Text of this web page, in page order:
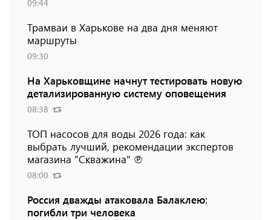
09:44
Трамваи в Харькове на два дня меняют
маршруты
09:30
На Харьковщине начнут тестировать новую
детализированную систему оповещения
08:38
ТОП насосов для воды 2026 года: как
выбрать лучший, рекомендации экспертов
магазина "Скважина" ℗
08:00
Россия дважды атаковала Балаклею:
погибли три человека